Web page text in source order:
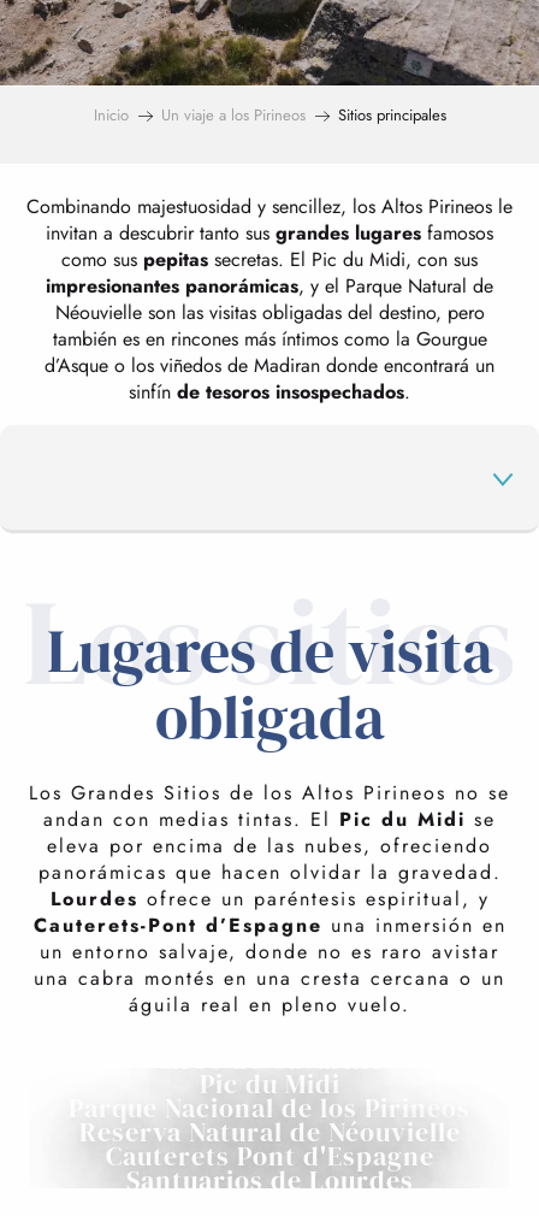
Inicio Un viaje a los Pirineos Sitios principales
Combinando majestuosidad y sencillez, los Altos Pirineos le
invitan a descubrir tanto sus grandes lugares famosos
como sus pepitas secretas. El Pic du Midi, con sus
impresionantes panorámicas, y el Parque Natural de
Néouvielle son las visitas obligadas del destino, pero
también es en rincones más íntimos como la Gourgue
d’Asque o los viñedos de Madiran donde encontrará un
sinfín de tesoros insospechados.
LAS PEPITAS
Los sitios
Lugares de visita
obligada
Los Grandes Sitios de los Altos Pirineos no se
andan con medias tintas. El Pic du Midi se
eleva por encima de las nubes, ofreciendo
panorámicas que hacen olvidar la gravedad.
Lourdes ofrece un paréntesis espiritual, y
Cauterets-Pont d’Espagne una inmersión en
un entorno salvaje, donde no es raro avistar
una cabra montés en una cresta cercana o un
águila real en pleno vuelo.
Circo de Gavarnie
Pic du Midi
Parque Nacional de los Pirineos
Reserva Natural de Néouvielle
Cauterets Pont d'Espagne
Santuarios de Lourdes